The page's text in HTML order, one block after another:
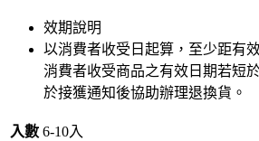
效期說明
以消費者收受日起算，至少距有
消費者收受商品之有效日期若短
於接獲通知後協助辦理退換貨。
入數 6-10入